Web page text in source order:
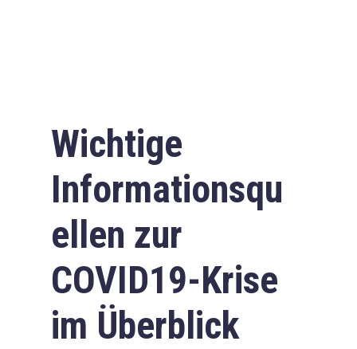
Wichtige
Informationsqu
ellen zur
COVID19-Krise
im Überblick